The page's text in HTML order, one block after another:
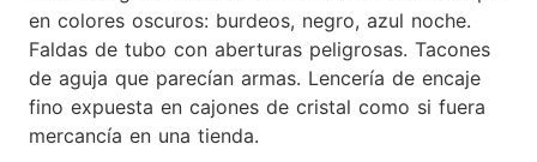
en colores oscuros: burdeos, negro, azul noche.
Faldas de tubo con aberturas peligrosas. Tacones
de aguja que parecían armas. Lencería de encaje
fino expuesta en cajones de cristal como si fuera
mercancía en una tienda.